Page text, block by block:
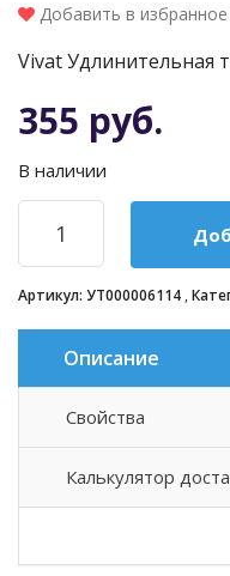
Добавить в избранное
Vivat Удлинительная
355 руб.
В наличии
Артикул: УТ000006114
Описание
Свойства
Калькулятор
Описание